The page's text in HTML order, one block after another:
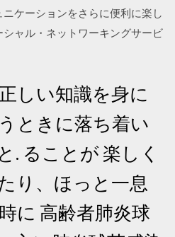
ケーションをさらに便利に楽し
ャル・ネットワーキングサービ
しい知識を身に
ときに落ち着い
. ることが 楽しく
り、ほっと一息
に 高齢者肺炎球